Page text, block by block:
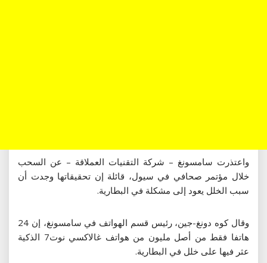
واعتذرت سامسونغ – شركة التقنيات العملاقة – عن السحب
خلال مؤتمر صحافي في سيول، قائلة إن تحقيقاتها وجدت أن
سبب الخلل يعود إلى مشكلة في البطارية.
وقال كوه دونغ-جين، رئيس قسم الهواتف في سامسونغ، إن 24
هاتفا فقط من أصل مليون من هواتف غالاكسي نوت7 الذكية
عثر فيها على خلل في البطارية.